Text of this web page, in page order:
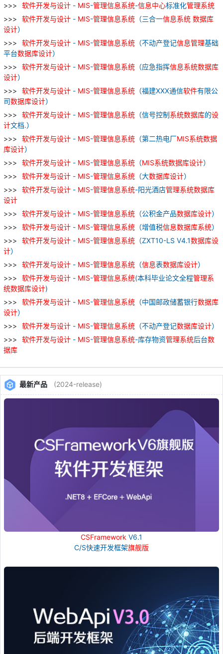
软件开发与设计 - MIS-管理信息系统-信息中心标准化管理系统
软件开发与设计 - MIS-管理信息系统 （三合一信息系统 数据库
设计）
软件开发与设计 - MIS-管理信息系统 （不动产登记信息管理基础
平台数据库设计）
软件开发与设计 - MIS-管理信息系统 （应急指挥信息系统数据库
设计）
软件开发与设计 - MIS-管理信息系统 （福建XXX通信软件有限公
司数据库设计）
软件开发与设计 - MIS-管理信息系统 （信号控制系统数据库的设
计文档.）
软件开发与设计 - MIS-管理信息系统 （第二热电厂MIS系统数据
库设计）
软件开发与设计 - MIS-管理信息系统 （MIS系统数据库设计）
软件开发与设计 - MIS-管理信息系统 （大数据库设计）
软件开发与设计 - MIS-管理信息系统-阳光酒店管理系统数据库
设计
软件开发与设计 - MIS-管理信息系统 （公积金产品数据库设计）
软件开发与设计 - MIS-管理信息系统 （增值税信息数据库系统）
软件开发与设计 - MIS-管理信息系统 （ZXT10-LS V4.1数据库设
计）
软件开发与设计 - MIS-管理信息系统 （信息表数据库设计）
软件开发与设计 - MIS-管理信息系统(本科毕业论文全程管理系
统数据库设计)
软件开发与设计 - MIS-管理信息系统 （中国邮政储蓄银行数据库
设计）
软件开发与设计 - MIS-管理信息系统 （不动产登记数据库设计）
软件开发与设计 - MIS-管理信息系统-库存物资管理系统后台数
据库
最新产品 (2024-release)
CSFramework V6.1
C/S快速开发框架旗舰版